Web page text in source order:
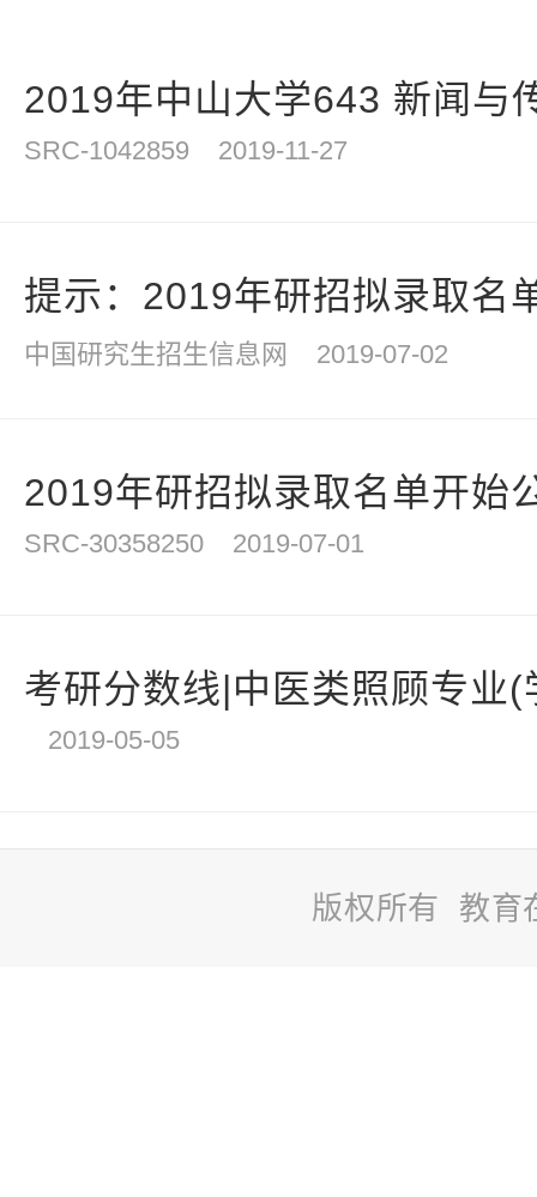
2019年中山大学643 新闻与
SRC-1042859 2019-11-27
提示：2019年研招拟录取名
中国研究生招生信息网 2019-07-02
2019年研招拟录取名单开始
SRC-30358250 2019-07-01
考研分数线|中医类照顾专业
2019-05-05
版权所有 教育